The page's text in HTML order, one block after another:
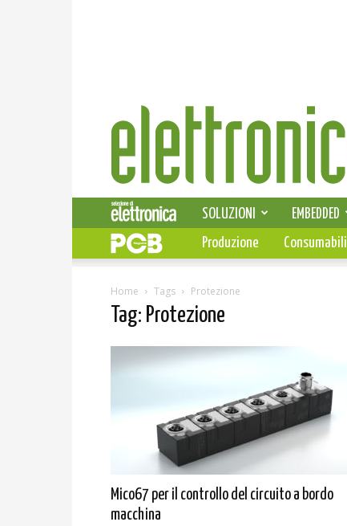
Elettronica
News
SOLUZIONI EMBEDDED
Produzione Consumabili
Home Tags Protezione
Tag: Protezione
Mico67 per il controllo del circuito a bordo
macchina